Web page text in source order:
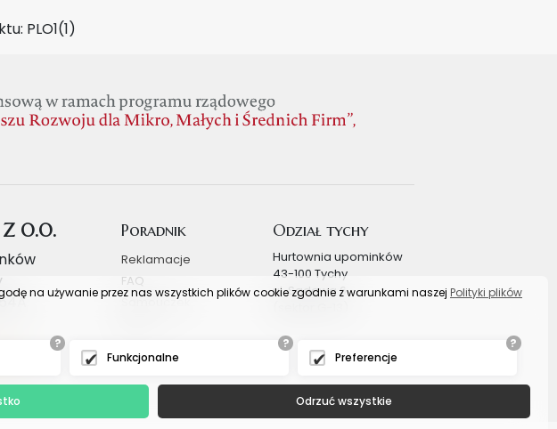
PLO1(1)
Z O.O. Poradnik
Reklamacje
FAQ
Samouczek
Odział tychy
Hurtownia upominków
43-100 Tychy
ul. Sadowa 6
na używanie przez nas wszystkich plików cookie zgodnie z warunkami naszej Polityki plików
?
?
Funkcjonalne
?
Preferencje
Odrzuć wszystkie